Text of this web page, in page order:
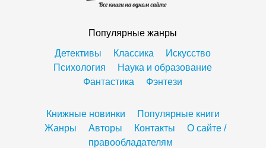
Популярные жанры
Детективы
Классика
Искусство
Психология
Наука и образование
Фантастика
Фэнтези
Книжные новинки
Популярные книги
Жанры
Авторы Контакты
О сайте /
правообладателям